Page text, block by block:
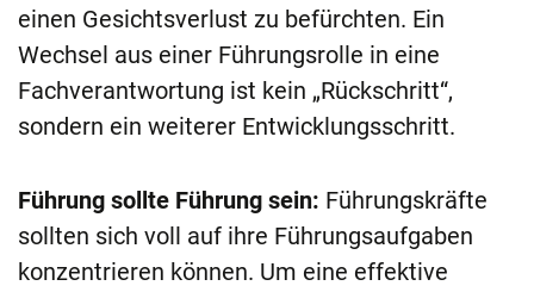
einen Gesichtsverlust zu befürchten. Ein
Wechsel aus einer Führungsrolle in eine
Fachverantwortung ist kein „Rückschritt“,
sondern ein weiterer Entwicklungsschritt.
Führung sollte Führung sein: Führungskräfte
sollten sich voll auf ihre Führungsaufgaben
konzentrieren können. Um eine effektive